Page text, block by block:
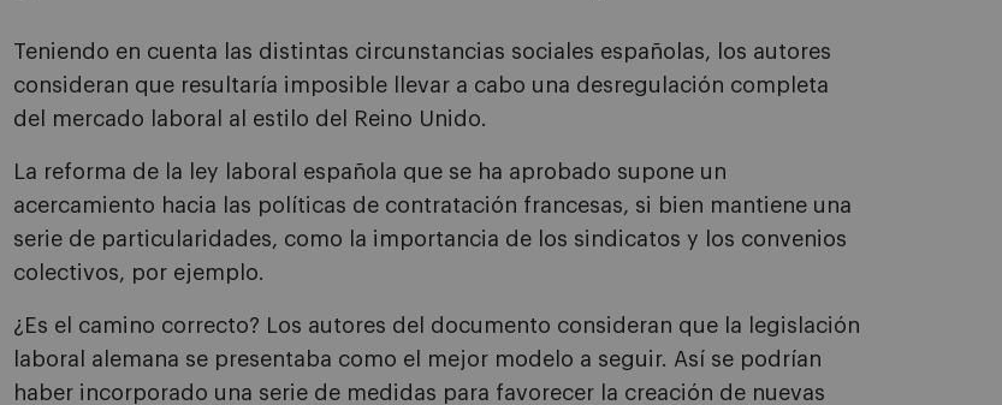
Teniendo en cuenta las distintas circunstancias sociales españolas, los autores
consideran que resultaría imposible llevar a cabo una desregulación completa
del mercado laboral al estilo del Reino Unido.
La reforma de la ley laboral española que se ha aprobado supone un
acercamiento hacia las políticas de contratación francesas, si bien mantiene una
serie de particularidades, como la importancia de los sindicatos y los convenios
colectivos, por ejemplo.
¿Es el camino correcto? Los autores del documento consideran que la legislación
laboral alemana se presentaba como el mejor modelo a seguir. Así se podrían
haber incorporado una serie de medidas para favorecer la creación de nuevas